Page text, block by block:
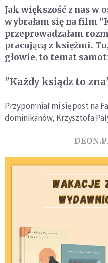
Jak większość z nas w
wybrałam się na film
przeprowadzałam
pracującą z księżmi.
głowie, to temat
"Każdy ksiądz to
Przypomniał mi się post na
dominikanów, Krzysztofa